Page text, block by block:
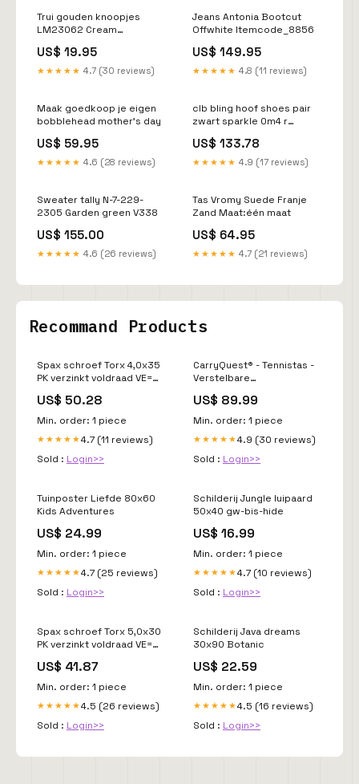
Trui gouden knoopjes
LM23062 Cream
US$ 19.95
★★★★★ 4.7 (30 reviews)
Jeans Antonia Bootcut
Offwhite Itemcode_8856
US$ 149.95
★★★★★ 4.8 (11 reviews)
Maak goedkoop je eigen
bobblehead mother's day
US$ 59.95
★★★★★ 4.6 (28 reviews)
clb bling hoof shoes pair
zwart sparkle 0m4 r
US$ 133.78
★★★★★ 4.9 (17 reviews)
Sweater tally N-7-229-
2305 Garden green V338
US$ 155.00
★★★★★ 4.6 (26 reviews)
Tas Vromy Suede Franje
Zand Maat:één maat
US$ 64.95
★★★★★ 4.7 (21 reviews)
Recommand Products
Spax schroef Torx 4,0x35
PK verzinkt voldraad VE=
voorslaand
US$ 50.28
Min. order: 1 piece
★★★★★4.7 (11 reviews)
Sold : Login>>
CarryQuest® - Tennistas -
Verstelbare
Color:Groen
US$ 89.99
Min. order: 1 piece
★★★★★4.9 (30 reviews)
Sold : Login>>
Tuinposter Liefde 80x60
Kids Adventures
US$ 24.99
Min. order: 1 piece
★★★★★4.7 (25 reviews)
Sold : Login>>
Schilderij Jungle luipaard
50x40 gw-bis-hide
US$ 16.99
Min. order: 1 piece
★★★★★4.7 (10 reviews)
Sold : Login>>
Spax schroef Torx 5,0x30
PK verzinkt voldraad VE=
US$ 41.87
Min. order: 1 piece
★★★★★4.5 (26 reviews)
Sold : Login>>
Schilderij Java dreams
30x90 Botanic
US$ 22.59
Min. order: 1 piece
★★★★★4.5 (16 reviews)
Sold : Login>>